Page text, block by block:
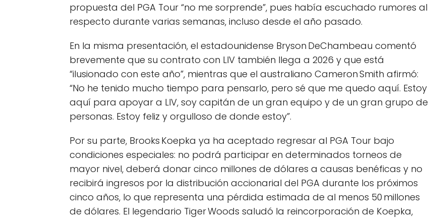
propuesta del PGA Tour “no me sorprende”, pues había escuchado rumores al
respecto durante varias semanas, incluso desde el año pasado.
En la misma presentación, el estadounidense Bryson DeChambeau comentó
brevemente que su contrato con LIV también llega a 2026 y que está
“ilusionado con este año”, mientras que el australiano Cameron Smith afirmó:
“No he tenido mucho tiempo para pensarlo, pero sé que me quedo aquí. Estoy
aquí para apoyar a LIV, soy capitán de un gran equipo y de un gran grupo de
personas. Estoy feliz y orgulloso de donde estoy”.
Por su parte, Brooks Koepka ya ha aceptado regresar al PGA Tour bajo
condiciones especiales: no podrá participar en determinados torneos de
mayor nivel, deberá donar cinco millones de dólares a causas benéficas y no
recibirá ingresos por la distribución accionarial del PGA durante los próximos
cinco años, lo que representa una pérdida estimada de al menos 50 millones
de dólares. El legendario Tiger Woods saludó la reincorporación de Koepka,